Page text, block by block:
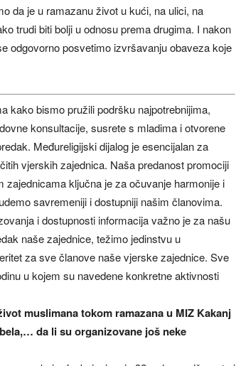
da je u ramazanu život u kući, na ulici, na
trudi biti bolji u odnosu prema drugima. I nakon
odgovorno posvetimo izvršavanju obaveza koje
kako bismo pružili podršku najpotrebnijima,
konsultacije, susrete s mladima i otvorene
Međureligijski dijalog je esencijalan za
vjerskih zajednica. Naša predanost promociji
ključna je za očuvanje harmonije i
savremeniji i dostupniji našim članovima.
i dostupnosti informacija važno je za našu
naše zajednice, težimo jedinstvu u
za sve članove naše vjerske zajednice. Sve
u kojem su navedene konkretne aktivnosti
muslimana tokom ramazana u MIZ Kakanj
da li su organizovane još neke